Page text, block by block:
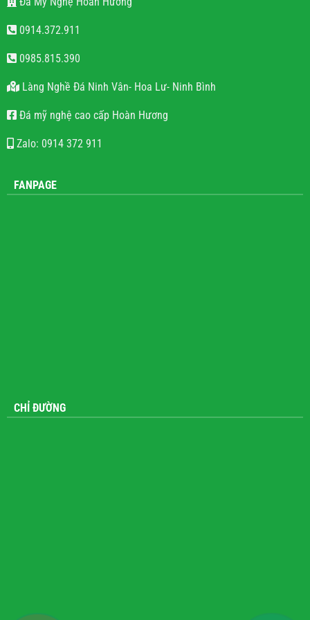
0914.372.911
0985.815.390
Làng Nghề Đá Ninh Vân- Hoa Lư- Ninh Bình
Đá mỹ nghệ cao cấp Hoàn Hương
Zalo: 0914 372 911
FANPAGE
CHỈ ĐƯỜNG